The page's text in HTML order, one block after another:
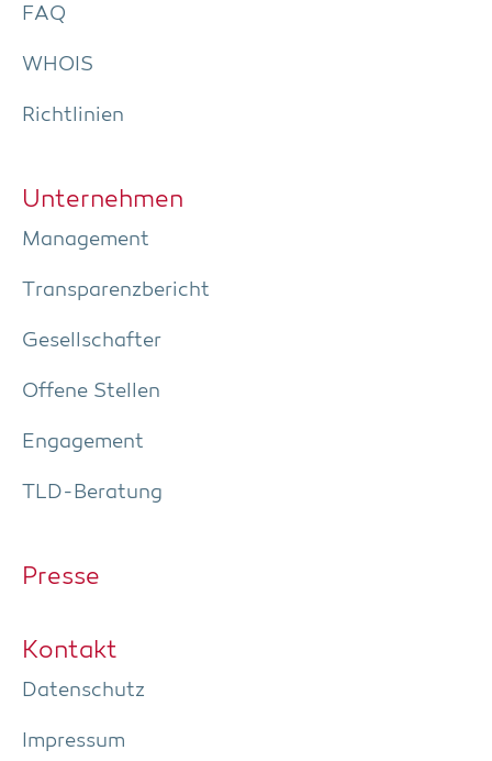
FAQ
WHOIS
Richt­li­ni­en
Unter­neh­men
Manage­ment
Trans­pa­renz­be­richt
Gesell­schaf­ter
Offe­ne Stellen
Enga­ge­ment
TLD-Bera­tung
Pres­se
Kon­takt
Daten­schutz
Impres­sum